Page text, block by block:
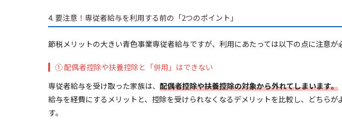
4. 要注意！専従者給与を利用する前の「2つのポイント」
節税メリットの大きい青色事業専従者給与ですが、利用にあたっては以下の点に注意が
① 配偶者控除や扶養控除と「併用」はできない
専従者給与を受け取った家族は、 配偶者控除や扶養控除の対象から外れてしまいます。
給与を経費にするメリットと、控除を受けられなくなるデメリットを比較し、どちら
す。